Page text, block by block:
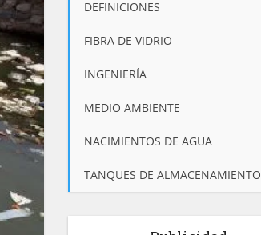
DEFINICIONES
FIBRA DE VIDRIO
INGENIERÍA
MEDIO AMBIENTE
NACIMIENTOS DE AGUA
TANQUES DE ALMACENAMIENTO